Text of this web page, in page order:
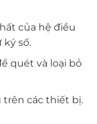
của hệ điều
số.
quét và loại bỏ
các thiết bị.